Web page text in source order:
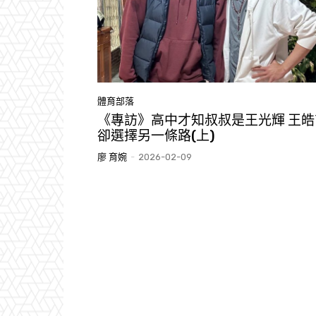
體育部落
《專訪》高中才知叔叔是王光輝 王
卻選擇另一條路(上)
廖 育婉 - 2026-02-09